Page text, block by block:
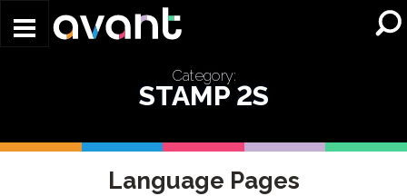
Category:
STAMP 2S
Language Pages